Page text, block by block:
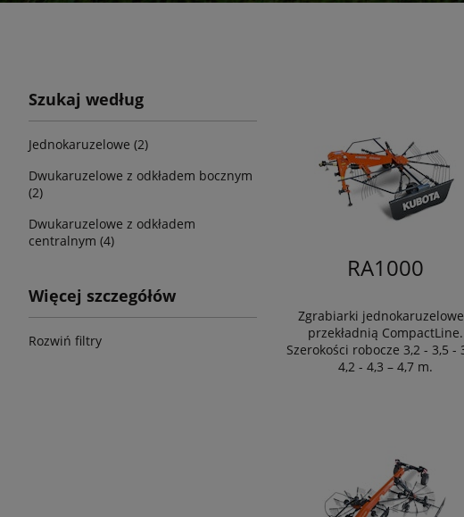
Szukaj według
Jednokaruzelowe (2)
Dwukaruzelowe z odkładem bocznym
(2)
Dwukaruzelowe z odkładem
centralnym (4)
Więcej szczegółów
Rozwiń filtry
RA1000
Zgrabiarki
przekładnią CompactLine.
Szerokości robocze 3,2 - 3,5 -
4,2 - 4,3 – 4,7 m.